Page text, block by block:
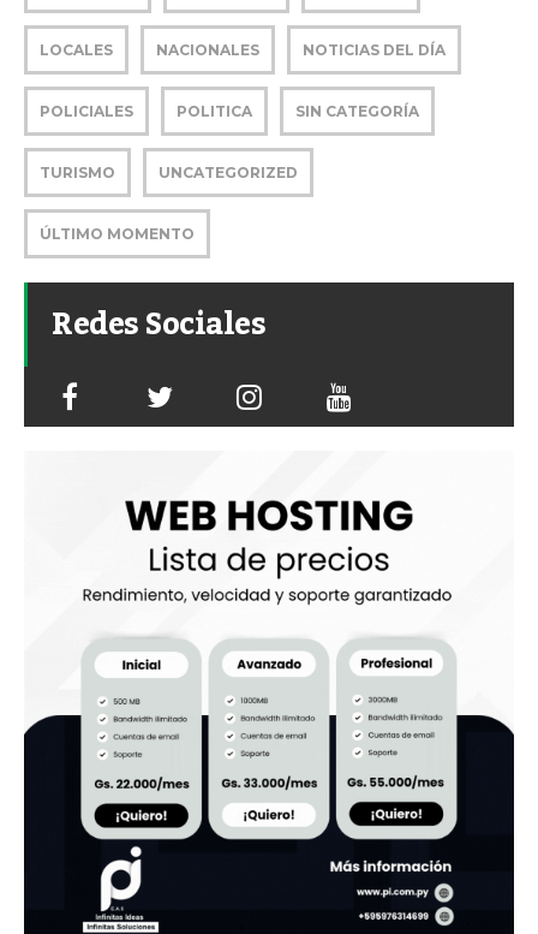
LOCALES NACIONALES NOTICIAS DEL DÍA
POLICIALES POLITICA SIN CATEGORÍA
TURISMO UNCATEGORIZED
ÚLTIMO MOMENTO
Redes Sociales